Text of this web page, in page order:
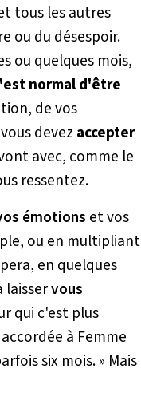
tous les autres
ou du désespoir.
ou quelques mois,
normal d'être
de vos
devez accepter
avec, comme le
ressentez.
émotions et vos
ou en multipliant
en quelques
laisservous
qui c'est plus
à Femme
six mois.» Mais